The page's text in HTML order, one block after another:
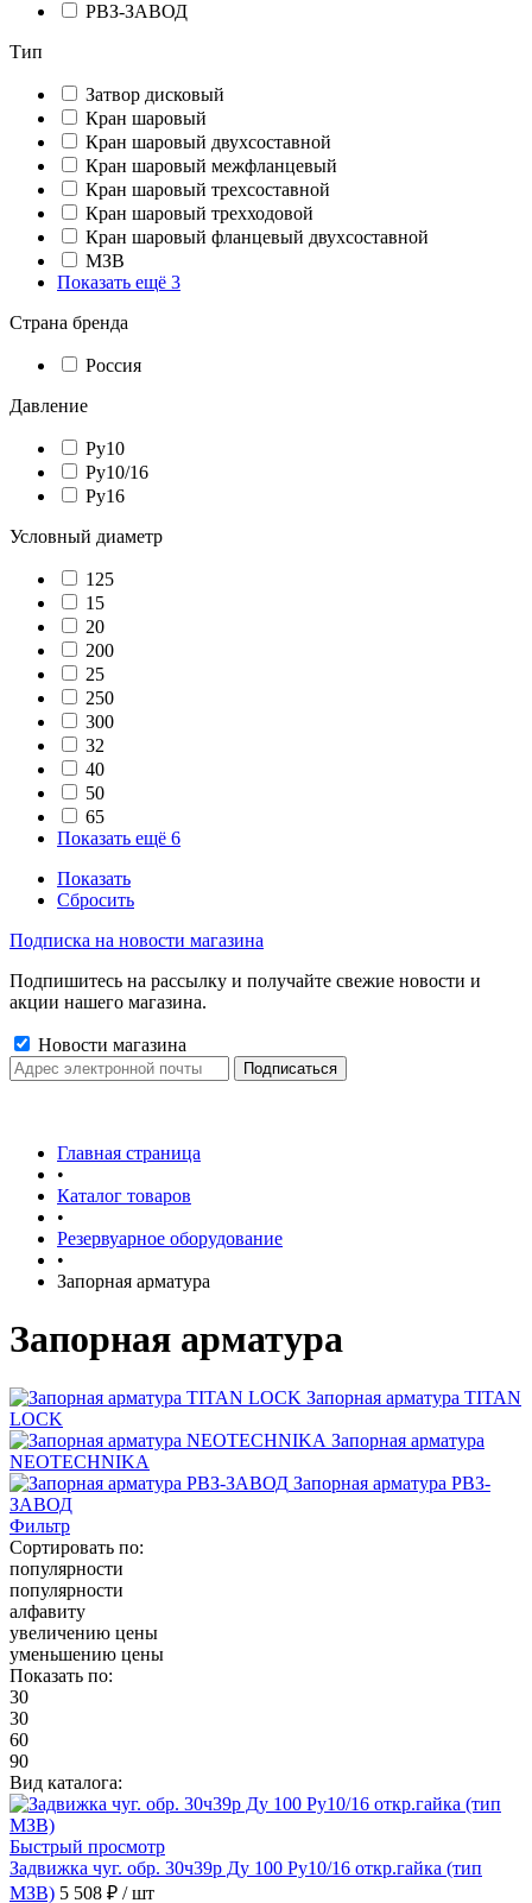
РВЗ-ЗАВОД
Тип
Затвор дисковый
Кран шаровый
Кран шаровый двухсоставной
Кран шаровый межфланцевый
Кран шаровый трехсоставной
Кран шаровый трехходовой
Кран шаровый фланцевый двухсоставной
МЗВ
Показать ещё 3
Страна бренда
Россия
Давление
Ру10
Ру10/16
Ру16
Условный диаметр
125
15
20
200
25
250
300
32
40
50
65
Показать ещё 6
Показать
Сбросить
Подписка на новости магазина
Подпишитесь на рассылку и получайте свежие новости и
акции нашего магазина.
Новости магазина
Главная страница
•
Каталог товаров
•
Резервуарное оборудование
•
Запорная арматура
Запорная арматура
Запорная арматура TITAN
LOCK
Запорная арматура
NEOTECHNIKA
Запорная арматура РВЗ-
ЗАВОД
Фильтр
Сортировать по:
популярности
популярности
алфавиту
увеличению цены
уменьшению цены
Показать по:
30
30
60
90
Вид каталога:
Быстрый просмотр
Задвижка чуг. обр. 30ч39р Ду 100 Ру10/16 откр.гайка (тип
МЗВ) 5 508 ₽ / шт